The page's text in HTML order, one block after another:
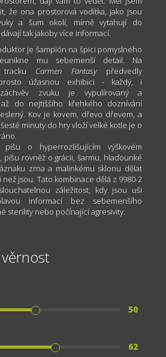
že ona prostorová vodítka, jako jsou
a šum okolí, mírně vytahují do
tak jakoby více informací.
je šampión na špici pomyslného
mu sebemenší detail. Na
tracku Carmen Fantasy předvedly
úžasnou exhibici - každý, i
zvuku je vypulírovaný a
až do nejtiššího křehkého doznívání
Kov je kovem, dřevo dřevem, a
minuty do hry vloží velké kotle je o
píšu o hyperrozlišujícím výškovém
rovněž o grácii, šarmu, hlaďounké
zrna a malinkému sklonu dělat
než jsou. Tato kombinace dělá z 9980-2
záležitost, kdy jsou uši
informací bez sebemenšího
sterility nebo počínající agresivity.
50
62